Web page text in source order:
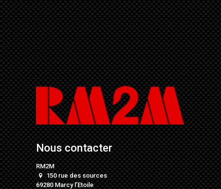
Nous contacter
RM2M
150 rue des sources
69280 Marcy l’Etoile